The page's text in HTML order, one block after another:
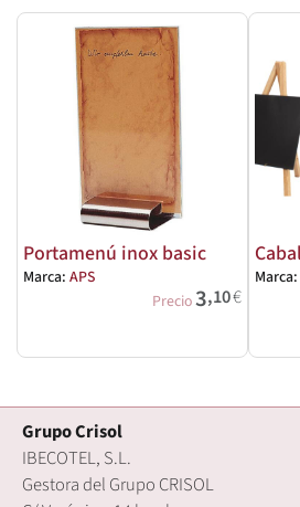
Portamenú inox basic
Marca: APS
Precio3,10€
Marca:
Grupo Crisol
IBECOTEL, S.L.
Gestora del Grupo CRISOL